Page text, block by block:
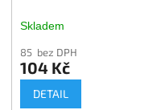
Skladem
85 bez DPH
104 Kč
DETAIL